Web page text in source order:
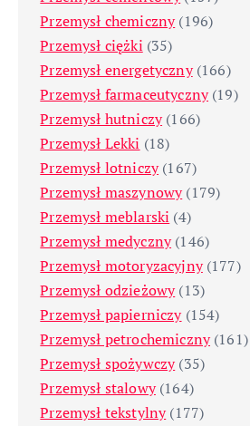
Przemysł chemiczny(196)
Przemysł ciężki (35)
Przemysł energetyczny(166)
Przemysł farmaceutyczny(19)
Przemysł hutniczy(166)
Przemysł Lekki (18)
Przemysł lotniczy(167)
Przemysł maszynowy(179)
Przemysł meblarski (4)
Przemysł medyczny(146)
Przemysł motoryzacyjny(177)
Przemysł odzieżowy(13)
Przemysł papierniczy(154)
Przemysł petrochemiczny(161)
Przemysł spożywczy(35)
Przemysł stalowy(164)
Przemysł tekstylny(177)